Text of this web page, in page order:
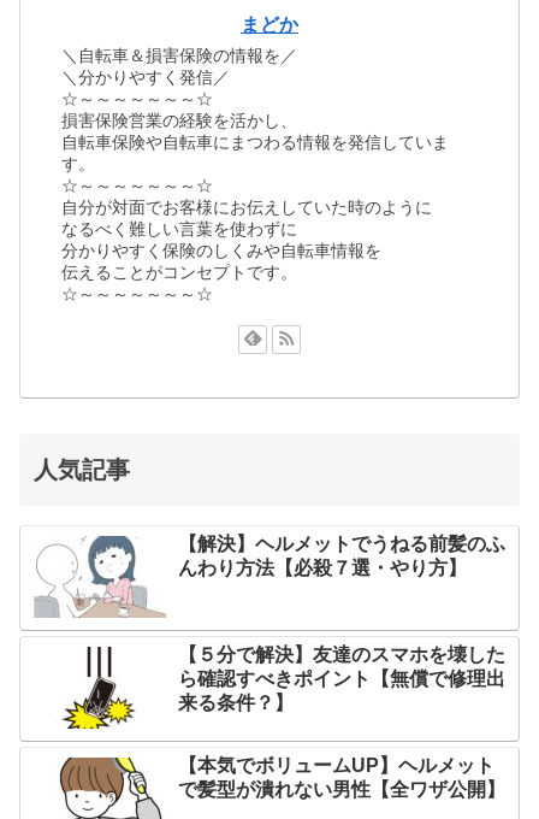
まどか
＼自転車＆損害保険の情報を／
＼分かりやすく発信／
☆～～～～～～～☆
損害保険営業の経験を活かし、
自転車保険や自転車にまつわる情報を発信していま
す。
☆～～～～～～～☆
自分が対面でお客様にお伝えしていた時のように
なるべく難しい言葉を使わずに
分かりやすく保険のしくみや自転車情報を
伝えることがコンセプトです。
☆～～～～～～～☆
人気記事
【解決】ヘルメットでうねる前髪のふ
んわり方法【必殺７選・やり方】
【５分で解決】友達のスマホを壊した
ら確認すべきポイント【無償で修理出
来る条件？】
【本気でボリュームUP】ヘルメット
で髪型が潰れない男性【全ワザ公開】